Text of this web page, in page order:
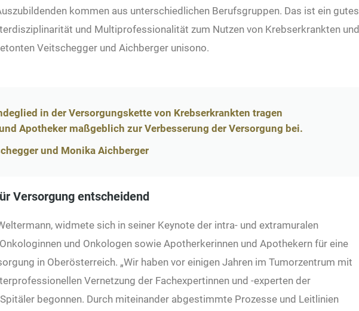
kommen aus unterschiedlichen Berufsgruppen. Das ist ein gutes
und Multiprofessionalität zum Nutzen von Krebserkrankten und
Veitschegger und Aichberger unisono.
in der Versorgungskette von Krebserkrankten tragen
Apotheker maßgeblich zur Verbesserung der Versorgung bei.
und Monika Aichberger
Versorgung entscheidend
widmete sich in seiner Keynote der intra- und extramuralen
und Onkologen sowie Apotherkerinnen und Apothekern für eine
in Oberösterreich. „Wir haben vor einigen Jahren im Tumorzentrum mit
Vernetzung der Fachexpertinnen und -experten der
begonnen. Durch miteinander abgestimmte Prozesse und Leitlinien